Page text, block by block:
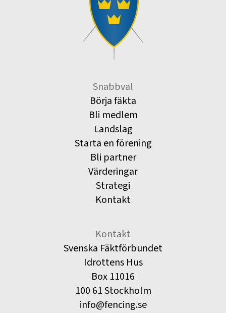
Snabbval
Börja fäkta
Bli medlem
Landslag
Starta en förening
Bli partner
Värderingar
Strategi
Kontakt
Kontakt
Svenska Fäktförbundet
Idrottens Hus
Box 11016
100 61 Stockholm
info@fencing.se